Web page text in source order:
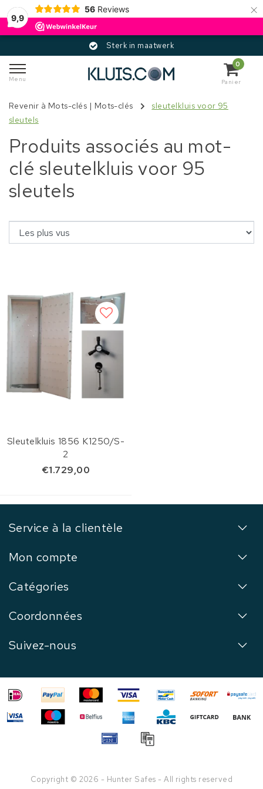
9,9
56 Reviews ×
Sterk in maatwerk
Menu
0
Panier
Revenir à Mots-clés | Mots-clés
sleutelkluis voor 95
sleutels
Produits associés au mot-
clé sleutelkluis voor 95
sleutels
Sleutelkluis 1856 K1250/S-
2
€1.729,00
Service à la clientèle
Mon compte
Catégories
Coordonnées
Suivez-nous
Copyright © 2026 - Hunter Safes - All rights reserved